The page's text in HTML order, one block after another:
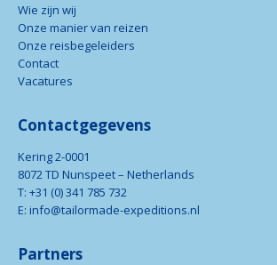
Wie zijn wij
Onze manier van reizen
Onze reisbegeleiders
Contact
Vacatures
Contactgegevens
Kering 2-0001
8072 TD Nunspeet – Netherlands
T: +31 (0) 341 785 732
E: info@tailormade-expeditions.nl
Partners